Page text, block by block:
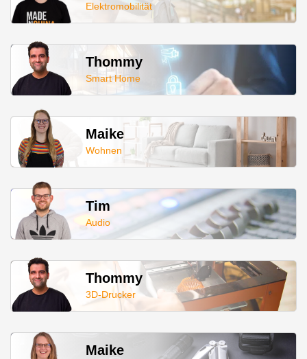
Elektromobilität
Thommy
Smart Home
Maike
Wohnen
Tim
Audio
Thommy
3D-Drucker
Maike